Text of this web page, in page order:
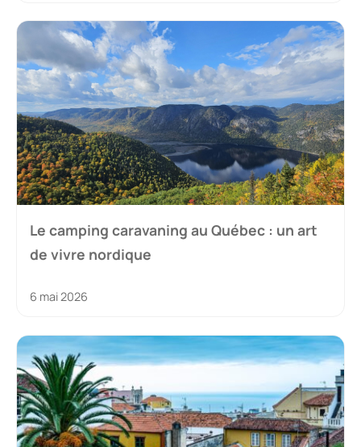
Le camping caravaning au Québec : un art
de vivre nordique
6 mai 2026